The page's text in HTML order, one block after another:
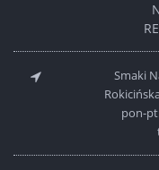
Smaki
pon-